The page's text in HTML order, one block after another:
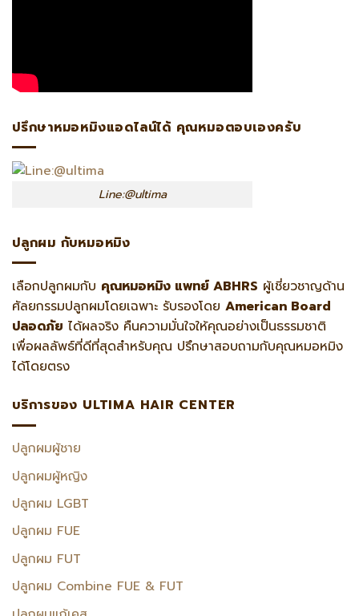
ปรึกษาหมอหมิงแอดไลน์ได้ คุณหมอตอบเองครับ
Line:@ultima
ปลูกผม กับหมอหมิง
เลือกปลูกผมกับ คุณหมอหมิง แพทย์ ABHRS ผู้เชี่ยวชาญด้าน
ศัลยกรรมปลูกผมโดยเฉพาะ รับรองโดย American Board
ปลอดภัย ได้ผลจริง คืนความมั่นใจให้คุณอย่างเป็นธรรมชาติ
เพื่อผลลัพธ์ที่ดีที่สุดสำหรับคุณ ปรึกษาสอบถามกับคุณหมอหมิง
ได้โดยตรง
บริการของ ULTIMA HAIR CENTER
ปลูกผมผู้ชาย
ปลูกผมผู้หญิง
ปลูกผม LGBT
ปลูกผม FUE
ปลูกผม FUT
ปลูกผม Combine FUE & FUT